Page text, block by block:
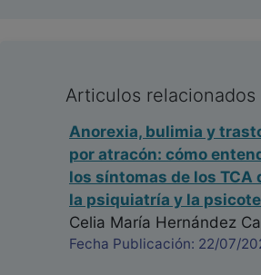
Articulos relacionados
Anorexia, bulimia y
por atracón: cómo
los síntomas de los TCA
la psiquiatría y la
Celia María Hernández
Fecha Publicación: 22/07/